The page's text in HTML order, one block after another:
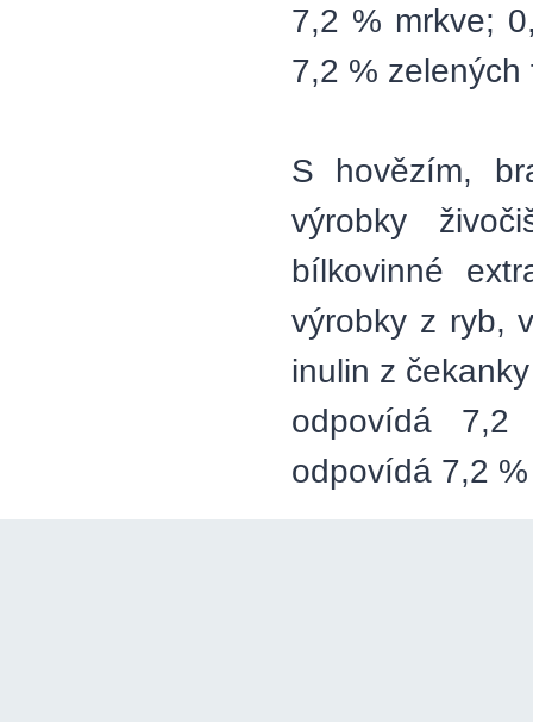
7,2 % mrkve;
7,2 % zelených
S hovězím,
výrobky
bílkovinné
výrobky z ryb,
inulin z
odpovídá
odpovídá 7,2